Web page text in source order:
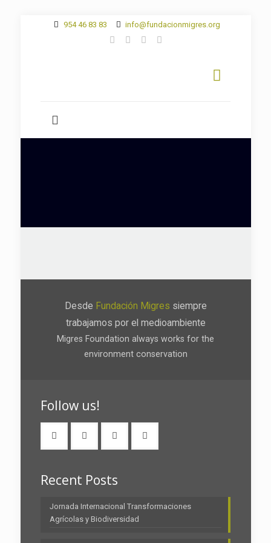
954 46 83 83 info@fundacionmigres.org
Desde Fundación Migres siempre
trabajamos por el medioambiente
Migres Foundation always works for the
environment conservation
Follow us!
Recent Posts
Jornada Internacional Transformaciones
Agrícolas y Biodiversidad